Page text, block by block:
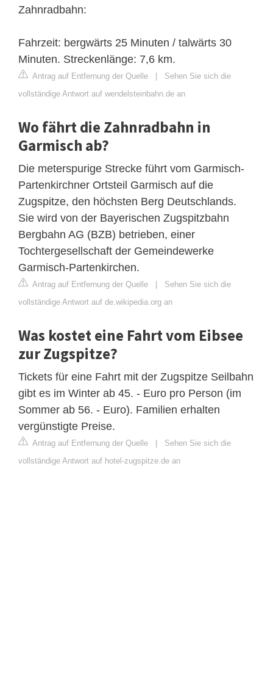
Zahnradbahn:
Fahrzeit: bergwärts 25 Minuten / talwärts 30
Minuten. Streckenlänge: 7,6 km.
Antrag auf Entfernung der Quelle | Sehen Sie sich die
vollständige Antwort auf wendelsteinbahn.de an
Wo fährt die Zahnradbahn in
Garmisch ab?
Die meterspurige Strecke führt vom Garmisch-
Partenkirchner Ortsteil Garmisch auf die
Zugspitze, den höchsten Berg Deutschlands.
Sie wird von der Bayerischen Zugspitzbahn
Bergbahn AG (BZB) betrieben, einer
Tochtergesellschaft der Gemeindewerke
Garmisch-Partenkirchen.
Antrag auf Entfernung der Quelle | Sehen Sie sich die
vollständige Antwort auf de.wikipedia.org an
Was kostet eine Fahrt vom Eibsee
zur Zugspitze?
Tickets für eine Fahrt mit der Zugspitze Seilbahn
gibt es im Winter ab 45. - Euro pro Person (im
Sommer ab 56. - Euro). Familien erhalten
vergünstigte Preise.
Antrag auf Entfernung der Quelle | Sehen Sie sich die
vollständige Antwort auf hotel-zugspitze.de an